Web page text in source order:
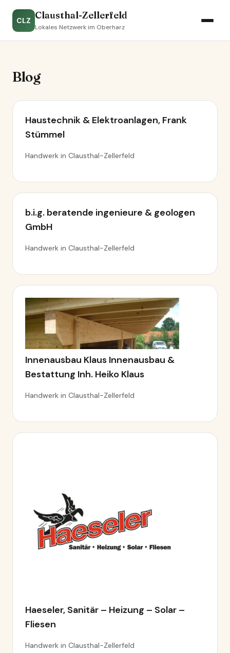
CLZ Clausthal-Zellerfeld
Lokales Netzwerk im Oberharz
Blog
Haustechnik & Elektroanlagen, Frank
Stümmel
Handwerk in Clausthal-Zellerfeld
b.i.g. beratende ingenieure & geologen
GmbH
Handwerk in Clausthal-Zellerfeld
Innenausbau Klaus Innenausbau &
Bestattung Inh. Heiko Klaus
Handwerk in Clausthal-Zellerfeld
Haeseler, Sanitär – Heizung – Solar –
Fliesen
Handwerk in Clausthal-Zellerfeld